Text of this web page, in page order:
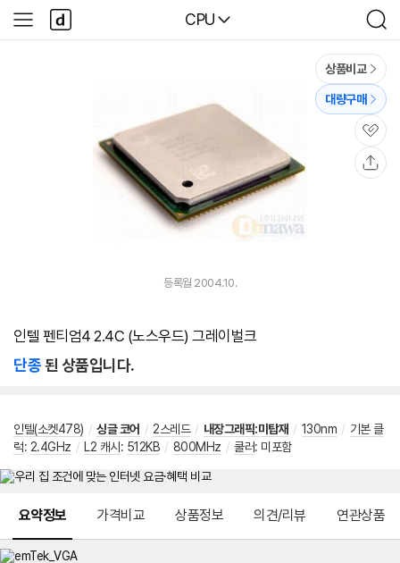
다나와
CPU
검
색
사
이
다
나
와
상품비교
대량구매
관
심
등록월 2004.10.
인텔 펜티엄4 2.4C (노스우드) 그레이벌크
단종된 상품입니다.
인텔(소켓478) / 싱글 코어 / 2스레드 / 내장그래픽:미탑재 / 130nm / 기본 클
럭: 2.4GHz / L2 캐시 : 512KB / 800MHz / 쿨러: 미포함
요약정보 가격비교 상품정보 의견/리뷰 연관상품